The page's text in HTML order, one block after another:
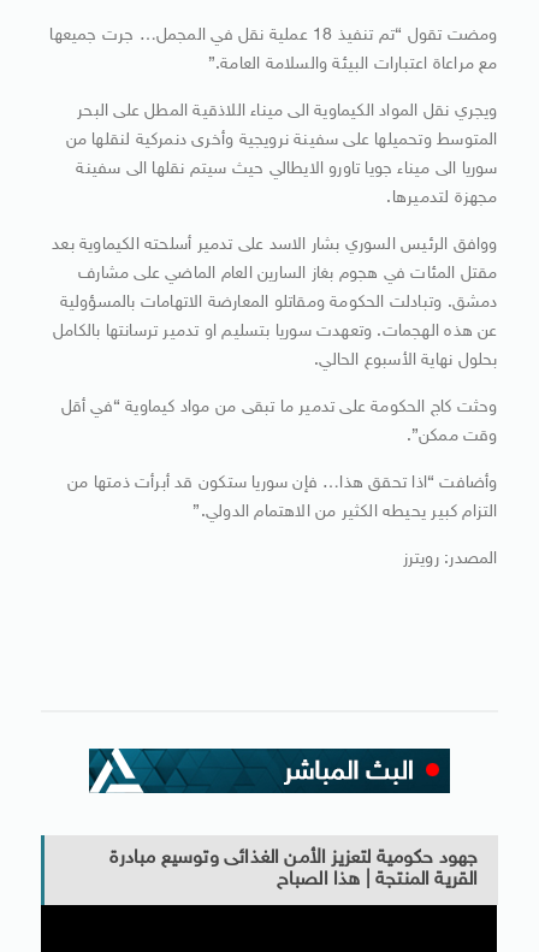
ومضت تقول “تم تنفيذ 18 عملية نقل في المجمل… جرت جميعها
مع مراعاة اعتبارات البيئة والسلامة العامة.”
ويجري نقل المواد الكيماوية الى ميناء اللاذقية المطل على البحر
المتوسط وتحميلها على سفينة نرويجية وأخرى دنمركية لنقلها من
سوريا الى ميناء جويا تاورو الايطالي حيث سيتم نقلها الى سفينة
مجهزة لتدميرها.
ووافق الرئيس السوري بشار الاسد على تدمير أسلحته الكيماوية بعد
مقتل المئات في هجوم بغاز السارين العام الماضي على مشارف
دمشق. وتبادلت الحكومة ومقاتلو المعارضة الاتهامات بالمسؤولية
عن هذه الهجمات. وتعهدت سوريا بتسليم او تدمير ترسانتها بالكامل
بحلول نهاية الأسبوع الحالي.
وحثت كاج الحكومة على تدمير ما تبقى من مواد كيماوية “في أقل
وقت ممكن”.
وأضافت “اذا تحقق هذا… فإن سوريا ستكون قد أبرأت ذمتها من
التزام كبير يحيطه الكثير من الاهتمام الدولي.”
المصدر: رويترز
جهود حكومية لتعزيز الأمن الغذائى وتوسيع مبادرة
القرية المنتجة | هذا الصباح